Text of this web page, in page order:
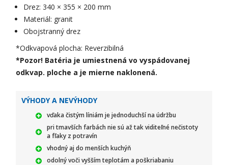
Drez: 340 × 355 × 200 mm
Materiál: granit
Obojstranný drez
*Odkvapová plocha: Reverzibilná
*Pozor! Batéria je umiestnená vo vyspádovanej
odkvap. ploche a je mierne naklonená.
VÝHODY A NEVÝHODY
vďaka čistým líniám je jednoduchší na údržbu
pri tmavších farbách nie sú až tak viditeľné nečistoty
a fľaky z potravín
vhodný aj do menších kuchýň
odolný voči vyšším teplotám a poškriabaniu